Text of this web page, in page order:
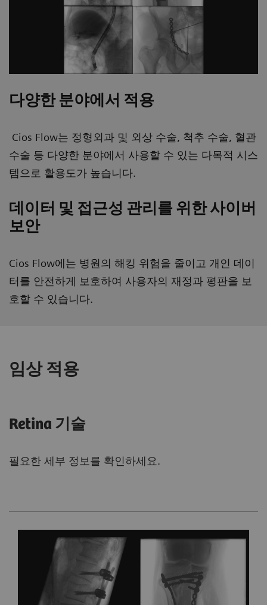
다양한 분야에서 적용
Cios Flow는 정형외과 및 외상 수술, 척추 수술, 혈관
수술 등 다양한 분야에서 사용할 수 있는 다목적 시스
템으로 활용도가 높습니다.
데이터 및 접근성 관리를 위한 사이버
보안
Cios Flow에는 병원의 해킹 위험을 줄이고 개인 데이
터를 안전하게 보호하여 사용자의 재정과 평판을 보
호할 수 있습니다.
임상 적용
Retina 기술
필요한 세부 정보를 확인하세요.